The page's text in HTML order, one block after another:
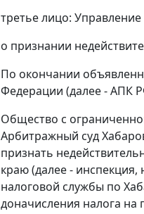
третье лицо:
о признании
По окончании
Федерации (далее - АПК
Общество с
Арбитражный суд
признать
краю (далее -
налоговой службы по
доначисления налога на